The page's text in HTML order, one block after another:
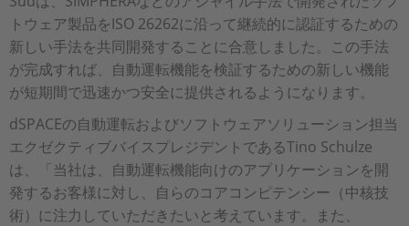
トウェア製品をISO 26262に沿って継続的に認証するための
新しい手法を共同開発することに合意しました。この手法
が完成すれば、自動運転機能を検証するための新しい機能
が短期間で迅速かつ安全に提供されるようになります。
dSPACEの自動運転およびソフトウェアソリューション担当
エクゼクティブバイスプレジデントであるTino Schulze
は、「当社は、自動運転機能向けのアプリケーションを開
発するお客様に対し、自らのコアコンピテンシー（中核技
術）に注力していただきたいと考えています。また、